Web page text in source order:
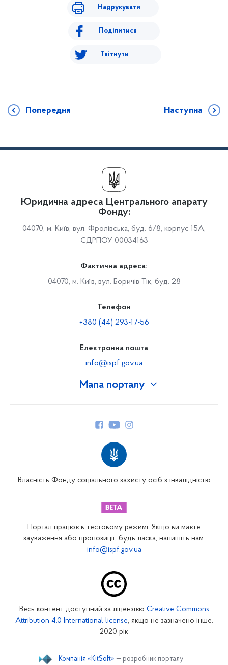
Надрукувати
Поділитися
Твітнути
Попередня Наступна
Мапа порталу
Закарпатське відділення
Запорізьке відділення
Кіровоградське відділення
Миколаївське відділення
Юридична адреса Центрального апарату
Фонду:
04070, м. Київ, вул. Фролівська, буд. 6/8, корпус 15А,
ЄДРПОУ 00034163
Фактична адреса:
04070, м. Київ, вул. Боричів Тік, буд. 28
Телефон
+380 (44) 293-17-56
Електронна пошта
info@ispf.gov.ua
Власність Фонду соціального захисту осіб з інвалідністю
Портал працює в тестовому режимі. Якщо ви маєте
зауваження або пропозиції, будь ласка, напишіть нам:
info@ispf.gov.ua
Весь контент доступний за ліцензією Creative Commons
Attribution 4.0 International license, якщо не зазначено інше.
2020 рік
Компанія «KitSoft» — розробник порталу